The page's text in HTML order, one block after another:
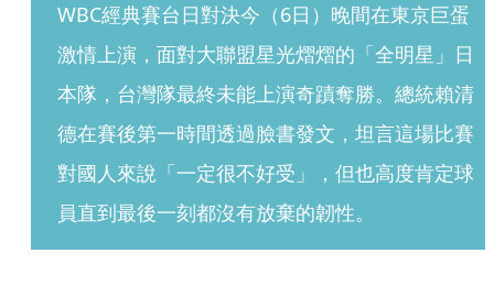
WBC經典賽台日對決今（6日）晚間在東京巨蛋
激情上演，面對大聯盟星光熠熠的「全明星」日
本隊，台灣隊最終未能上演奇蹟奪勝。總統賴清
德在賽後第一時間透過臉書發文，坦言這場比賽
對國人來說「一定很不好受」，但也高度肯定球
員直到最後一刻都沒有放棄的韌性。